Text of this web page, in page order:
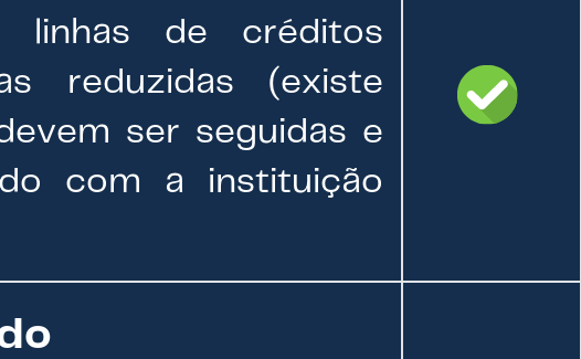
linhas de créditos
reduzidas (existe
ser seguidas e
com a instituição